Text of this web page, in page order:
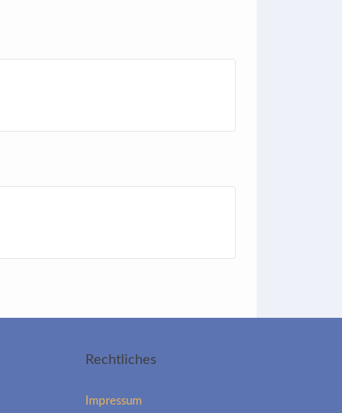
Rechtliches
Impressum